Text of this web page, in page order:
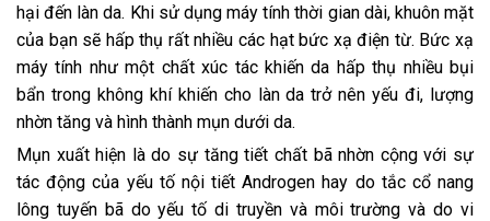
hại đến làn da. Khi sử dụng máy tính thời gian dài, khuôn mặt
của bạn sẽ hấp thụ rất nhiều các hạt bức xạ điện từ. Bức xạ
máy tính như một chất xúc tác khiến da hấp thụ nhiều bụi
bẩn trong không khí khiến cho làn da trở nên yếu đi, lượng
nhờn tăng và hình thành mụn dưới da.
Mụn xuất hiện là do sự tăng tiết chất bã nhờn cộng với sự
tác động của yếu tố nội tiết Androgen hay do tắc cổ nang
lông tuyến bã do yếu tố di truyền và môi trường và do vi